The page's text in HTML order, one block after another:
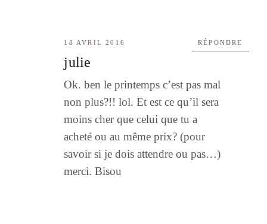
18 AVRIL 2016
julie
Ok. ben le printemps c’est pas mal
non plus?!! lol. Et est ce qu’il sera
moins cher que celui que tu a
acheté ou au même prix? (pour
savoir si je dois attendre ou pas…)
merci. Bisou
RÉPONDRE